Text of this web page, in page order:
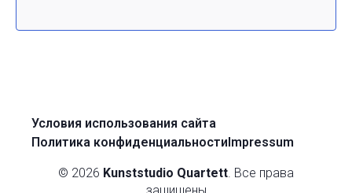
Условия использования сайта
Политика конфиденциальностиImpressum
© 2026 Kunststudio Quartett . Все права
защищены